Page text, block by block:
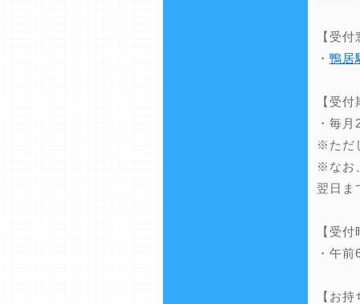
【受
・ 鴨居
【受
・毎
※ただ
※なお
翌日ま
【受
・午
【お